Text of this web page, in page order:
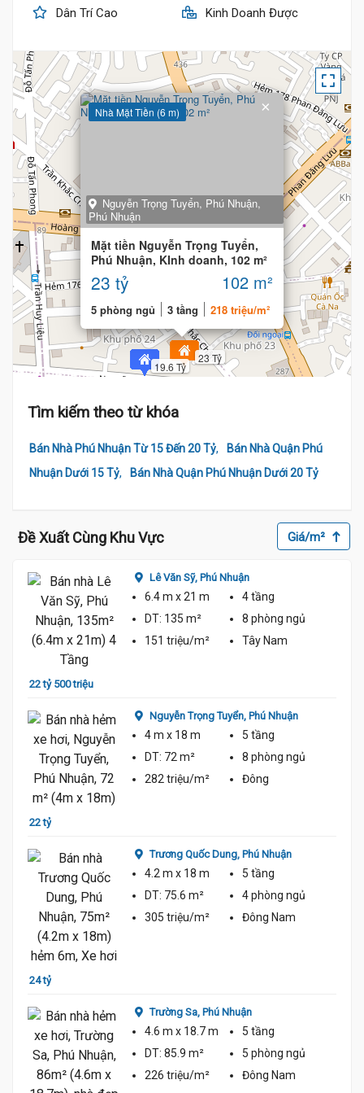
Dân Trí Cao Kinh Doanh Được
23 Tỷ
19.6 Tỷ
Nhà Mặt Tiền (6 m)
Nguyễn Trọng Tuyển, Phú Nhuận,
Phú Nhuận
Mặt tiền Nguyễn Trọng Tuyển,
Phú Nhuận, KInh doanh, 102 m²
23 tỷ 102 m²
5 phòng ngủ 3 tầng 218 triệu/m²
×
Tìm kiếm theo từ khóa
Bán Nhà Phú Nhuận Từ 15 Đến 20 Tỷ,
Bán Nhà Quận Phú
Nhuận Dưới 15 Tỷ, Bán Nhà Quận Phú Nhuận Dưới 20 Tỷ
Đề Xuất Cùng Khu Vực Giá/m²
22 tỷ 500 triệu
Lê Văn Sỹ, Phú Nhuận
6.4 m x 21 m
4 tầng
DT: 135 m² 8 phòng ngủ
151 triệu/m²
Tây Nam
22 tỷ
Nguyễn Trọng Tuyển, Phú Nhuận
4 m x 18 m
5 tầng
DT: 72 m² 8 phòng ngủ
282 triệu/m²
Đông
24 tỷ
Trương Quốc Dung, Phú Nhuận
4.2 m x 18 m
5 tầng
DT: 75.6 m² 4 phòng ngủ
305 triệu/m²
Đông Nam
Trường Sa, Phú Nhuận
4.6 m x 18.7 m
5 tầng
DT: 85.9 m² 5 phòng ngủ
226 triệu/m²
Đông Nam